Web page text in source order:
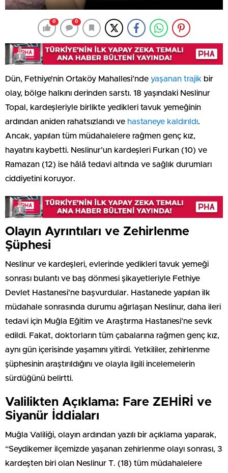
0 0
Dün, Fethiye’nin Ortaköy Mahallesi’nde yaşanan trajik bir
olay, bölge halkını derinden sarstı. 18 yaşındaki Neslinur
Topal, kardeşleriyle birlikte yedikleri tavuk yemeğinin
ardından aniden rahatsızlandı ve hastaneye kaldırıldı.
Ancak, yapılan tüm müdahalelere rağmen genç kız,
hayatını kaybetti. Neslinur’un kardeşleri Furkan (10) ve
Ramazan (12) ise hâlâ tedavi altında ve sağlık durumları
ciddiyetini koruyor.
Olayın Ayrıntıları ve Zehirlenme
Şüphesi
Neslinur ve kardeşleri, evlerinde yedikleri tavuk yemeği
sonrası bulantı ve baş dönmesi şikayetleriyle Fethiye
Devlet Hastanesi’ne başvurdular. Hastanede yapılan ilk
müdahale sonrasında durumu ağırlaşan Neslinur, daha ileri
tedavi için Muğla Eğitim ve Araştırma Hastanesi’ne sevk
edildi. Fakat, doktorların tüm çabalarına rağmen genç kız,
aynı gün içerisinde yaşamını yitirdi. Yetkililer, zehirlenme
şüphesinin araştırıldığını ve olayla ilgili incelemelerin
sürdüğünü belirtti.
Valilikten Açıklama: Fare ZEHİRİ ve
Siyanür İddiaları
Muğla Valiliği, olayın ardından yazılı bir açıklama yaparak,
“Seydikemer ilçemizde yaşanan zehirlenme olayı sonrası, 3
kardeşten biri olan Neslinur T. (18) tüm müdahalelere